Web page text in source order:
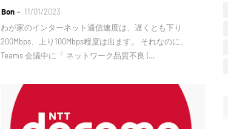
Bon
11/01/2023
わが家のインターネット通信速度は、遅くとも下り
200Mbps、上り100Mbps程度は出ます。 それなのに、
Teams 会議中に「 ネットワーク品質不良 (…